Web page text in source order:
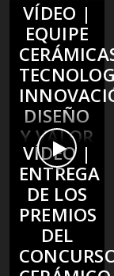
VÍDEO |
EQUIPE
DISEÑO
Y VALOR
HUMANO
02.07.2026
VÍDEO |
ENTREGA
DE LOS
PREMIOS
DEL